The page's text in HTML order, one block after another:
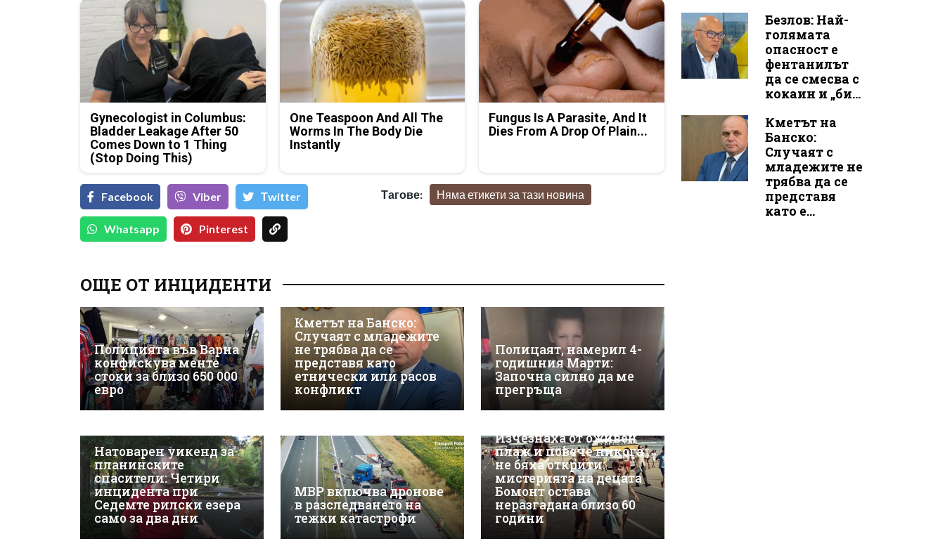
Gynecologist in Columbus:
Bladder Leakage After 50
Comes Down to 1 Thing
(Stop Doing This)
One Teaspoon And All The
Worms In The Body Die
Instantly
Fungus Is A Parasite, And It
Dies From A Drop Of Plain...
Facebook Viber Тwitter
Whatsapp Pinterest
Тагове: Няма етикети за тази новина
ОЩЕ ОТ ИНЦИДЕНТИ
Полицията във Варна
конфискува менте
стоки за близо 650 000
евро
Кметът на Банско:
Случаят с младежите
не трябва да се
представя като
етнически или расов
конфликт
Полицаят, намерил 4-
годишния Марти:
Започна силно да ме
прегръща
Натоварен уикенд за
планинските
спасители: Четири
инцидента при
Седемте рилски езера
само за два дни
МВР включва дронове
в разследването на
тежки катастрофи
Изчезнаха от оживен
плаж и повече никога
не бяха открити:
мистерията на децата
Бомонт остава
неразгадана близо 60
години
Безлов: Най-
голямата
опасност е
фентанилът
да се смесва с
кокаин и „би...
Кметът на
Банско:
Случаят с
младежите не
трябва да се
представя
като е...